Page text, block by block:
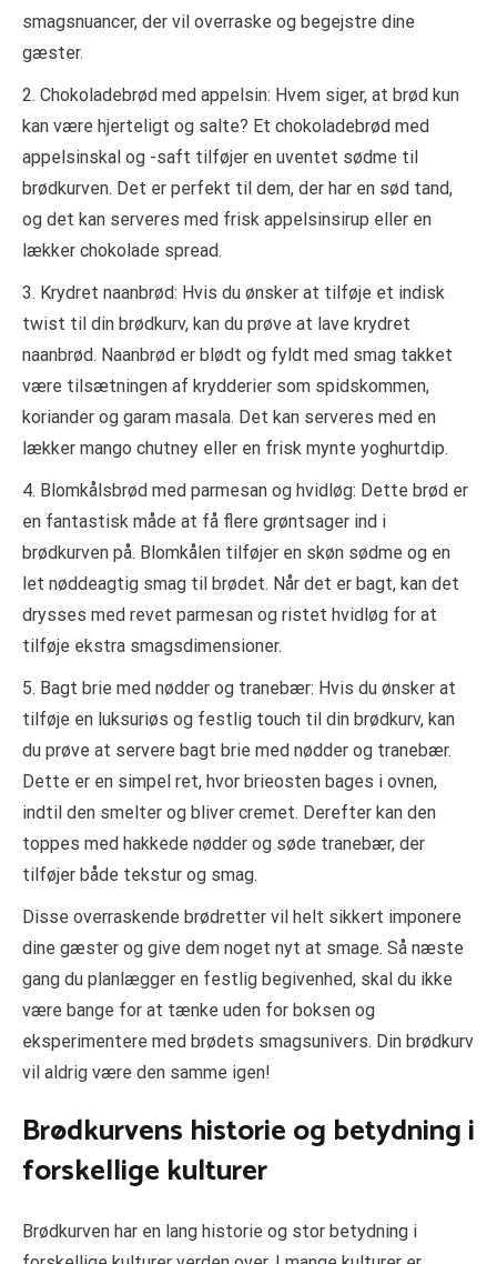
smagsnuancer, der vil overraske og begejstre dine
gæster.
2. Chokoladebrød med appelsin: Hvem siger, at brød kun
kan være hjerteligt og salte? Et chokoladebrød med
appelsinskal og -saft tilføjer en uventet sødme til
brødkurven. Det er perfekt til dem, der har en sød tand,
og det kan serveres med frisk appelsinsirup eller en
lækker chokolade spread.
3. Krydret naanbrød: Hvis du ønsker at tilføje et indisk
twist til din brødkurv, kan du prøve at lave krydret
naanbrød. Naanbrød er blødt og fyldt med smag takket
være tilsætningen af krydderier som spidskommen,
koriander og garam masala. Det kan serveres med en
lækker mango chutney eller en frisk mynte yoghurtdip.
4. Blomkålsbrød med parmesan og hvidløg: Dette brød er
en fantastisk måde at få flere grøntsager ind i
brødkurven på. Blomkålen tilføjer en skøn sødme og en
let nøddeagtig smag til brødet. Når det er bagt, kan det
drysses med revet parmesan og ristet hvidløg for at
tilføje ekstra smagsdimensioner.
5. Bagt brie med nødder og tranebær: Hvis du ønsker at
tilføje en luksuriøs og festlig touch til din brødkurv, kan
du prøve at servere bagt brie med nødder og tranebær.
Dette er en simpel ret, hvor brieosten bages i ovnen,
indtil den smelter og bliver cremet. Derefter kan den
toppes med hakkede nødder og søde tranebær, der
tilføjer både tekstur og smag.
Disse overraskende brødretter vil helt sikkert imponere
dine gæster og give dem noget nyt at smage. Så næste
gang du planlægger en festlig begivenhed, skal du ikke
være bange for at tænke uden for boksen og
eksperimentere med brødets smagsunivers. Din brødkurv
vil aldrig være den samme igen!
Brødkurvens historie og betydning i
forskellige kulturer
Brødkurven har en lang historie og stor betydning i